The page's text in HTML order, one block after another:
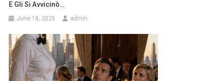
E Gli Si Avvicinò…
June 18, 2025 admin